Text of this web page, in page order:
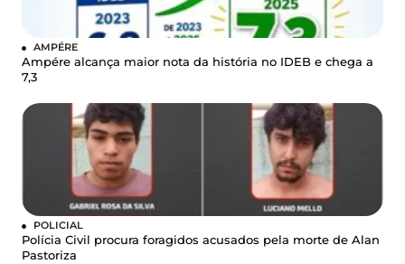
AMPÉRE
Ampére alcança maior nota da história no IDEB e chega a
7,3
POLICIAL
Polícia Civil procura foragidos acusados pela morte de Alan
Pastoriza